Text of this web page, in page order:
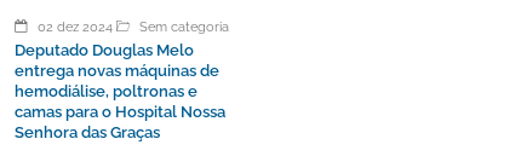
02 dez 2024 Sem categoria
Deputado Douglas Melo
entrega novas máquinas de
hemodiálise, poltronas e
camas para o Hospital Nossa
Senhora das Graças